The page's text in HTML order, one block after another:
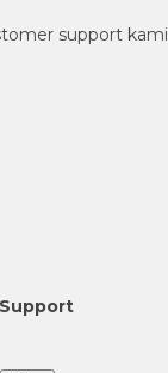
support kami